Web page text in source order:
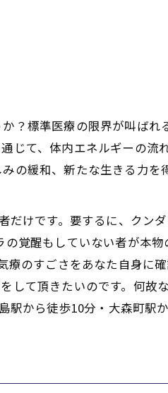
？標準医療の限界が叫ばれ
じて、体内エネルギーの流
の緩和、新たな生きる力を
だけです。要するに、クン
覚醒もしていない者が本物
のすごさをあなた自身に
して頂きたいのです。何故
駅から徒歩10分・大森町駅